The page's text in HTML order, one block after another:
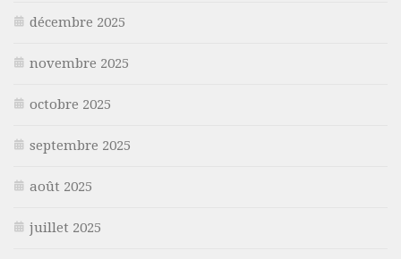
décembre 2025
novembre 2025
octobre 2025
septembre 2025
août 2025
juillet 2025